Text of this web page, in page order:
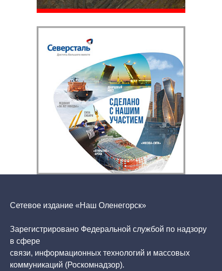
Сетевое издание «Наш Оленегорск»
Зарегистрировано Федеральной службой по надзору
в сфере
связи, информационных технологий и массовых
коммуникаций (Роскомнадзор).